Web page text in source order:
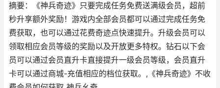
摘要：《神兵奇迹》只要完成任务免费送满级会员，超前
秒升享额外奖励！游戏内全部会员都可以通过完成任务免
费获取，也可以通过花费奇迹点快速提升。升级会员可以
领取相应会员等级的奖励以及开放更多特权。钻石以下会
员可以通过会员直升卡直接提升一级会员等级，会员直升
卡可以通过商城-充值相应的档位获取。,《神兵奇迹》不收